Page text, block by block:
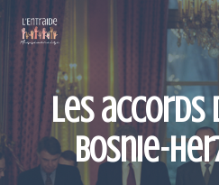
contenu
Les accords
Bosnie-